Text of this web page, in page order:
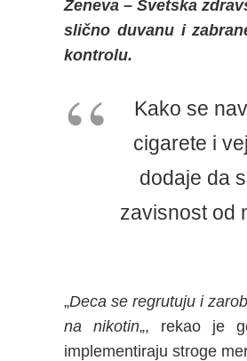
Ženeva – Svetska
slično duvanu i
kontrolu.
Kako se
cigarete i
dodaje da
zavisnost od
„Deca se regrutuju i
na nikotin„, rekao je
implementiraju stroge